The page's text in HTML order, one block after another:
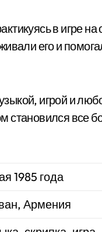
в игре на
его и
игрой и
становился все
1985 года
Армения